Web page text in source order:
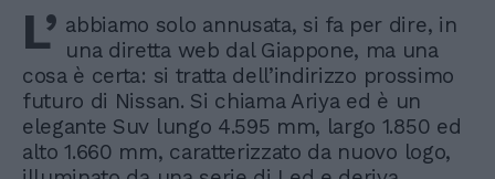
L’ abbiamo solo annusata, si fa per dire, in
una diretta web dal Giappone, ma una
cosa è certa: si tratta dell’indirizzo prossimo
futuro di Nissan. Si chiama Ariya ed è un
elegante Suv lungo 4.595 mm, largo 1.850 ed
alto 1.660 mm, caratterizzato da nuovo logo,